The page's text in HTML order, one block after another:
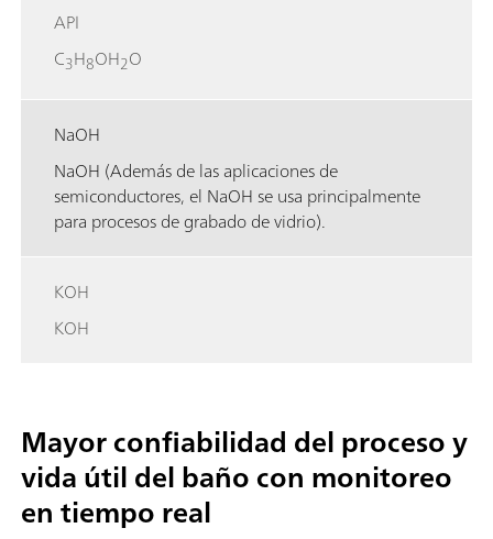
API
C3H8OH2O
NaOH
NaOH (Además de las aplicaciones de
semiconductores, el NaOH se usa principalmente
para procesos de grabado de vidrio).
KOH
KOH
Mayor confiabilidad del proceso y
vida útil del baño con monitoreo
en tiempo real